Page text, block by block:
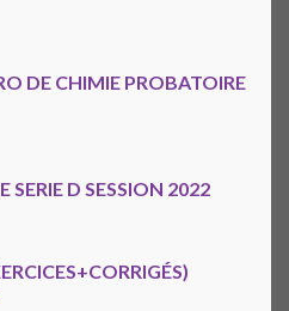
DE CHIMIE PROBATOIRE
SERIE D SESSION 2022